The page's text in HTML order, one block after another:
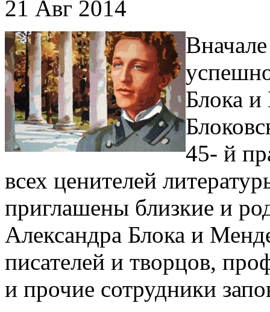
21 Авг 2014
Блока
45- й
всех ценителей
приглашены близкие и
Александра Блока и
писателей и творцов,
и прочие сотрудники